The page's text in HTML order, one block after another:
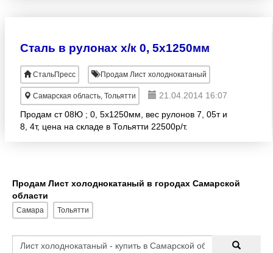
Сталь в рулонах х/к 0, 5х1250мм
СтальПресс Продам Лист холоднокатаный
Самарская область, Тольятти
21.04.2014 16:07
Продам ст 08Ю ; 0, 5х1250мм, вес рулонов 7, 05т и
8, 4т, цена на складе в Тольятти 22500р/т.
Продам Лист холоднокатаный в городах Самарской
области
Самара Тольятти